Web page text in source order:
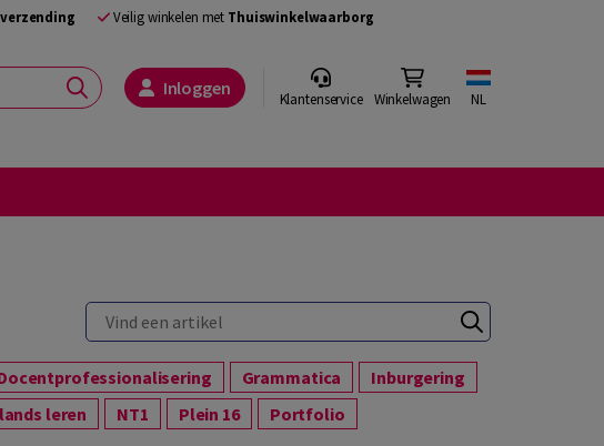
Veilig winkelen met Thuiswinkelwaarborg
Inloggen Klantenservice Winkelwagen NL
Docentprofessionalisering Grammatica
Inburgering
leren NT1 Plein 16
Portfolio